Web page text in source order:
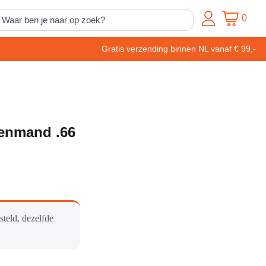
0
Gratis verzending binnen NL vanaf € 99,-
.66
dezelfde